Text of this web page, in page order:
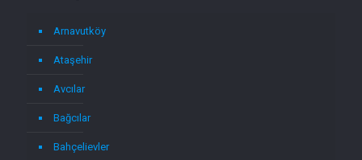
Arnavutköy
Ataşehir
Avcılar
Bağcılar
Bahçelievler